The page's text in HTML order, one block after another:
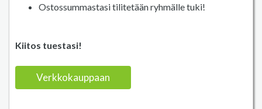
Ostossummastasi tilitetään ryhmälle tuki!
Kiitos tuestasi!
Verkkokauppaan